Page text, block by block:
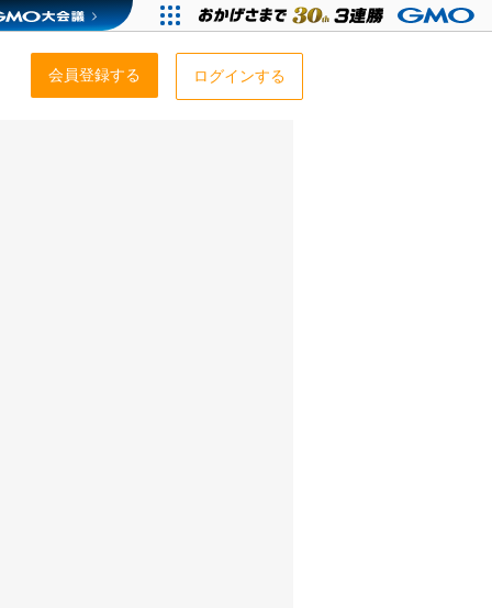
会員登録する ログインする